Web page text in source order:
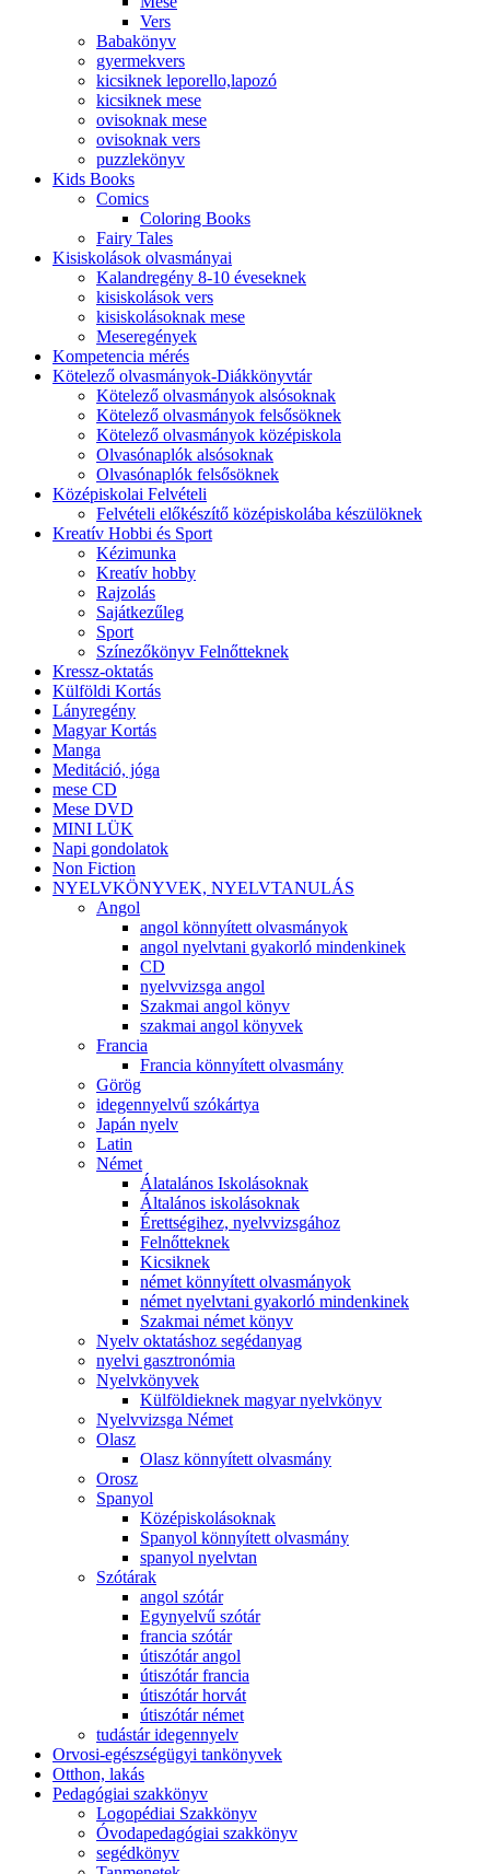
Vers
Babakönyv
gyermekvers
kicsiknek leporello,lapozó
kicsiknek mese
ovisoknak mese
ovisoknak vers
puzzlekönyv
Kids Books
Comics
Coloring Books
Fairy Tales
Kisiskolások olvasmányai
Kalandregény 8-10 éveseknek
kisiskolások vers
kisiskolásoknak mese
Meseregények
Kompetencia mérés
Kötelező olvasmányok-Diákkönyvtár
Kötelező olvasmányok alsósoknak
Kötelező olvasmányok felsősöknek
Kötelező olvasmányok középiskola
Olvasónaplók alsósoknak
Olvasónaplók felsősöknek
Középiskolai Felvételi
Felvételi előkészítő középiskolába készülöknek
Kreatív Hobbi és Sport
Kézimunka
Kreatív hobby
Rajzolás
Sajátkezűleg
Sport
Színezőkönyv Felnőtteknek
Kressz-oktatás
Külföldi Kortás
Lányregény
Magyar Kortás
Manga
Meditáció, jóga
mese CD
Mese DVD
MINI LÜK
Napi gondolatok
Non Fiction
NYELVKÖNYVEK, NYELVTANULÁS
Angol
angol könnyített olvasmányok
angol nyelvtani gyakorló mindenkinek
CD
nyelvvizsga angol
Szakmai angol könyv
szakmai angol könyvek
Francia
Francia könnyített olvasmány
Görög
idegennyelvű szókártya
Japán nyelv
Latin
Német
Álatalános Iskolásoknak
Általános iskolásoknak
Érettségihez, nyelvvizsgához
Felnőtteknek
Kicsiknek
német könnyített olvasmányok
német nyelvtani gyakorló mindenkinek
Szakmai német könyv
Nyelv oktatáshoz segédanyag
nyelvi gasztronómia
Nyelvkönyvek
Külföldieknek magyar nyelvkönyv
Nyelvvizsga Német
Olasz
Olasz könnyített olvasmány
Orosz
Spanyol
Középiskolásoknak
Spanyol könnyített olvasmány
spanyol nyelvtan
Szótárak
angol szótár
Egynyelvű szótár
francia szótár
útiszótár angol
útiszótár francia
útiszótár horvát
útiszótár német
tudástár idegennyelv
Orvosi-egészségügyi tankönyvek
Otthon, lakás
Pedagógiai szakkönyv
Logopédiai Szakkönyv
Óvodapedagógiai szakkönyv
segédkönyv